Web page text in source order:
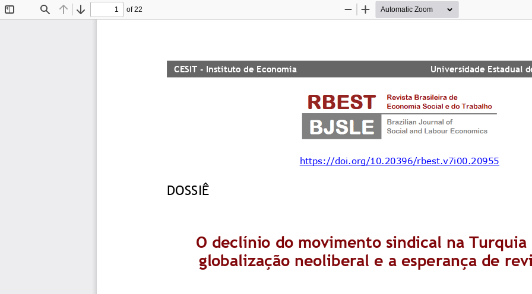
Find Previous
Next
of 22
Zoom
Zoom
https://doi.org/10.20396/rbest.v7i00.20955
DOSSIÊ
O declínio do movimento sindical na Turquia
globalização neoliberal e a esperança de
CESIT - Instituto de Economia                                                  Universidade Estadual